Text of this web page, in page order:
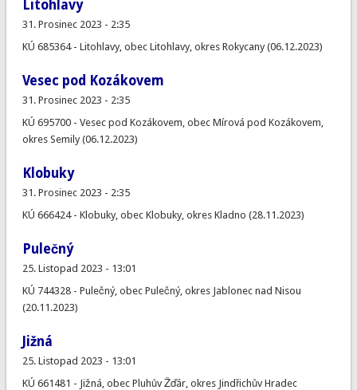
Litohlavy
31. Prosinec 2023 - 2:35
KÚ 685364 - Litohlavy, obec Litohlavy, okres Rokycany (06.12.2023)
Vesec pod Kozákovem
31. Prosinec 2023 - 2:35
KÚ 695700 - Vesec pod Kozákovem, obec Mírová pod Kozákovem,
okres Semily (06.12.2023)
Klobuky
31. Prosinec 2023 - 2:35
KÚ 666424 - Klobuky, obec Klobuky, okres Kladno (28.11.2023)
Pulečný
25. Listopad 2023 - 13:01
KÚ 744328 - Pulečný, obec Pulečný, okres Jablonec nad Nisou
(20.11.2023)
Jižná
25. Listopad 2023 - 13:01
KÚ 661481 - Jižná, obec Pluhův Žďár, okres Jindřichův Hradec